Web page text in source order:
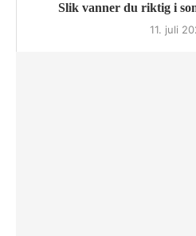
Slik vanner du riktig i
11. juli